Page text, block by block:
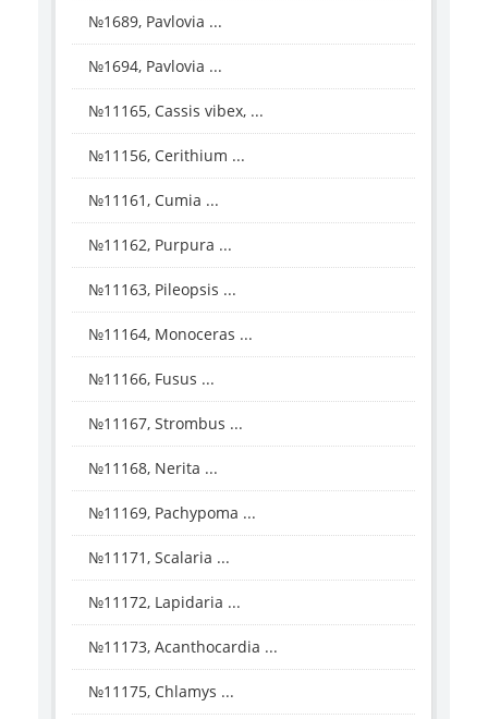
№1689, Pavlovia ...
№1694, Pavlovia ...
№11165, Cassis vibex, ...
№11156, Cerithium ...
№11161, Cumia ...
№11162, Purpura ...
№11163, Pileopsis ...
№11164, Monoceras ...
№11166, Fusus ...
№11167, Strombus ...
№11168, Nerita ...
№11169, Pachypoma ...
№11171, Scalaria ...
№11172, Lapidaria ...
№11173, Acanthocardia ...
№11175, Chlamys ...